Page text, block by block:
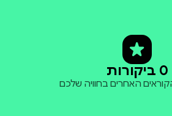
0 ביקורות
האחרים בחוויה שלכם